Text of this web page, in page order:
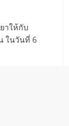
าให้กับ
ในวันที่ 6